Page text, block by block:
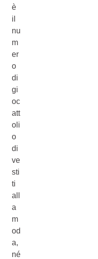
è
il
nu
m
er
o
di
gi
oc
att
oli
o
di
ve
sti
ti
all
a
m
od
a,
né